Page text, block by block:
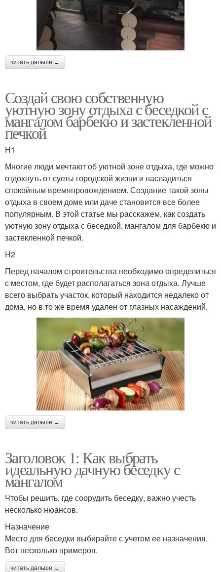
читать дальше →
Создай свою собственную
уютную зону отдыха с беседкой с
мангалом барбекю и застекленной
печкой
H1
Многие люди мечтают об уютной зоне отдыха, где можно
отдохнуть от суеты городской жизни и насладиться
спокойным времяпровождением. Создание такой зоны
отдыха в своем доме или даче становится все более
популярным. В этой статье мы расскажем, как создать
уютную зону отдыха с беседкой, мангалом для барбекю и
застекленной печкой.
H2
Перед началом строительства необходимо определиться
с местом, где будет располагаться зона отдыха. Лучше
всего выбрать участок, который находится недалеко от
дома, но в то же время удален от глазных насаждений.
читать дальше →
Заголовок 1: Как выбрать
идеальную дачную беседку с
мангалом
Чтобы решить, где соорудить беседку, важно учесть
несколько нюансов.
Назначение
Место для беседки выбирайте с учетом ее назначения.
Вот несколько примеров.
читать дальше →